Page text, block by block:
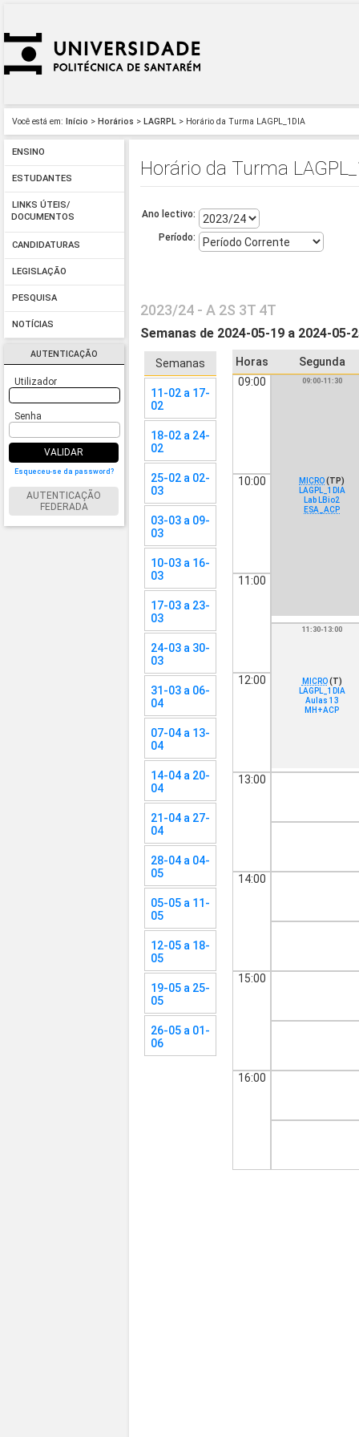
Você está em: Início > Horários > LAGRPL > Horário da Turma LAGPL_1DIA
ENSINO
ESTUDANTES
LINKS ÚTEIS/
DOCUMENTOS
CANDIDATURAS
LEGISLAÇÃO
PESQUISA
NOTÍCIAS
AUTENTICAÇÃO
Utilizador
Senha
VALIDAR
Esqueceu-se da password?
AUTENTICAÇÃO
FEDERADA
Horário da Turma
Ano lectivo:
Período:
2023/24 - A 2S 3T 4T
Semanas de 2024-05-19 a 2024-05-
Semanas
11-02 a 17-
02
18-02 a 24-
02
25-02 a 02-
03
03-03 a 09-
03
10-03 a 16-
03
17-03 a 23-
03
24-03 a 30-
03
31-03 a 06-
04
07-04 a 13-
04
14-04 a 20-
04
21-04 a 27-
04
28-04 a 04-
05
05-05 a 11-
05
12-05 a 18-
05
19-05 a 25-
05
26-05 a 01-
06
Horas
Segunda
09:00
09:00-11:30
MICRO(TP)
LAGPL_1DIA
Lab LBio2
ESA_ACP
10:00
11:00
11:30-13:00
MICRO(T)
LAGPL_1DIA
Aulas 13
MH+ACP
12:00
13:00
14:00
15:00
16:00